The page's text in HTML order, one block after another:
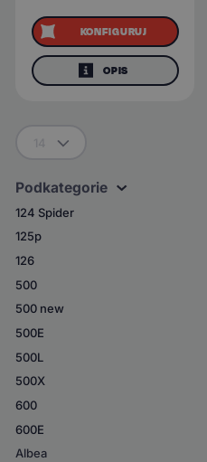
KONFIGURUJ
OPIS
Podkategorie
124 Spider
125p
126
500
500 new
500E
500L
500X
600
600E
Albea